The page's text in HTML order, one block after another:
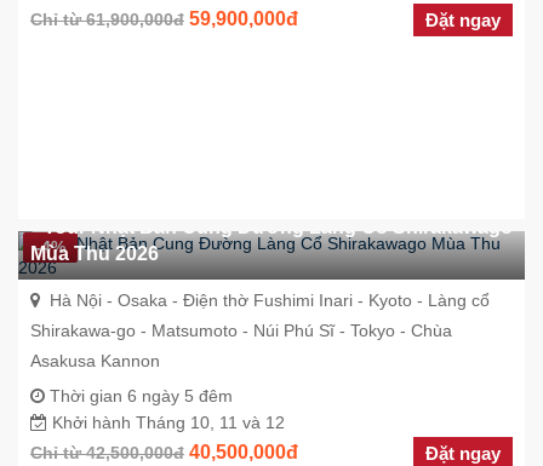
Chỉ từ 61,900,000đ 59,900,000đ Đặt ngay
-4%
Tour Nhật Bản Cung Đường Làng Cổ Shirakawago
Mùa Thu 2026
Hà Nội - Osaka - Điện thờ Fushimi Inari - Kyoto - Làng cổ
Shirakawa-go - Matsumoto - Núi Phú Sĩ - Tokyo - Chùa
Asakusa Kannon
Thời gian 6 ngày 5 đêm
Khởi hành Tháng 10, 11 và 12
Chỉ từ 42,500,000đ 40,500,000đ Đặt ngay